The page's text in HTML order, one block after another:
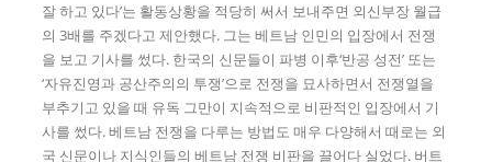
잘 하고 있다’는 활동상황을 적당히 써서 보내주면 외신부장 월급
의 3배를 주겠다고 제안했다. 그는 베트남 인민의 입장에서 전쟁
을 보고 기사를 썼다. 한국의 신문들이 파병 이후‘반공 성전’ 또는
‘자유진영과 공산주의의 투쟁’으로 전쟁을 묘사하면서 전쟁열을
부추기고 있을 때 유독 그만이 지속적으로 비판적인 입장에서 기
사를 썼다. 베트남 전쟁을 다루는 방법도 매우 다양해서 때로는 외
국 신문이나 지식인들의 베트남 전쟁 비판을 끌어다 실었다. 버트